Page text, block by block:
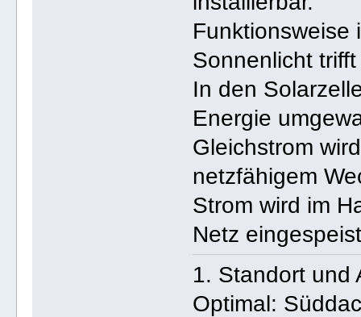
Funktionsweise
Sonnenlicht
In den
Energie
Gleichstrom
netzfähigem
Strom wird im
Netz
1. Standort und
Optimal: